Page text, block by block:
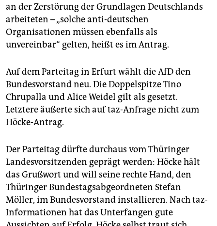
an der Zerstörung der Grundlagen Deutschlands
arbeiteten – „solche anti-deutschen
Organisationen müssen ebenfalls als
unvereinbar“ gelten, heißt es im Antrag.
Auf dem Parteitag in Erfurt wählt die AfD den
Bundesvorstand neu. Die Doppelspitze Tino
Chrupalla und Alice Weidel gilt als gesetzt.
Letztere äußerte sich auf taz-Anfrage nicht zum
Höcke-Antrag.
Der Parteitag dürfte durchaus vom Thüringer
Landesvorsitzenden geprägt werden: Höcke hält
das Grußwort und will seine rechte Hand, den
Thüringer Bundestagsabgeordneten Stefan
Möller, im Bundesvorstand installieren. Nach taz-
Informationen hat das Unterfangen gute